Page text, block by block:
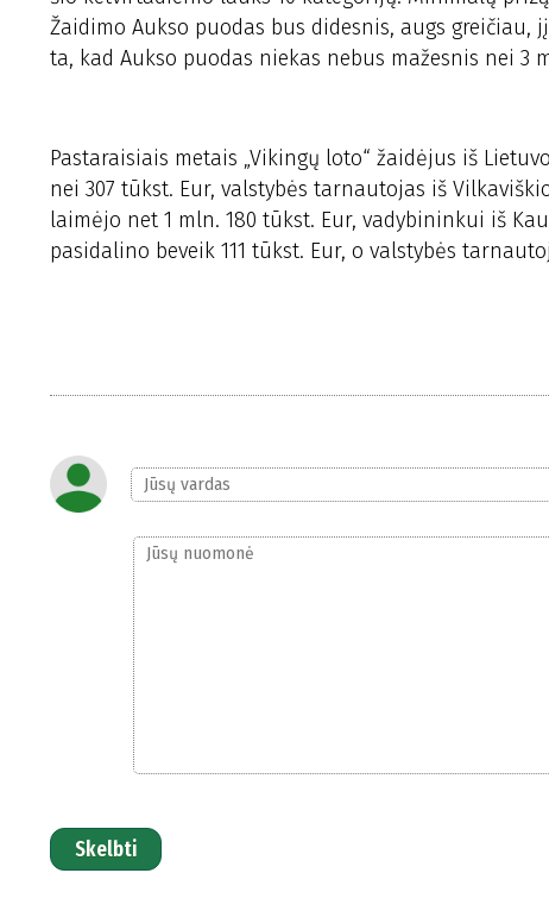
Žaidimo Aukso puodas bus didesnis, augs
ta, kad Aukso puodas niekas nebus mažesnis nei 3
Pastaraisiais metais „Vikingų loto“ žaidėjus iš
nei 307 tūkst. Eur, valstybės tarnautojas iš
laimėjo net 1 mln. 180 tūkst. Eur, vadybininkui iš
pasidalino beveik 111 tūkst. Eur, o valstybės
Skelbti